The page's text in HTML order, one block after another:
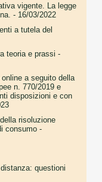
vigente. La legge
- 16/03/2022
a tutela del
teoria e prassi -
a seguito della
n. 770/2019 e
disposizioni e con
risoluzione
consumo -
questioni